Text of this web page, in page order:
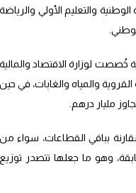
والتعليم الأولي والرياضة
خُصصت لوزارة الاقتصاد والمالية
القروية والمياه والغابات، في حين
مقارنة بباقي القطاعات، سواء من
وهو ما جعلها تتصدر توزيع